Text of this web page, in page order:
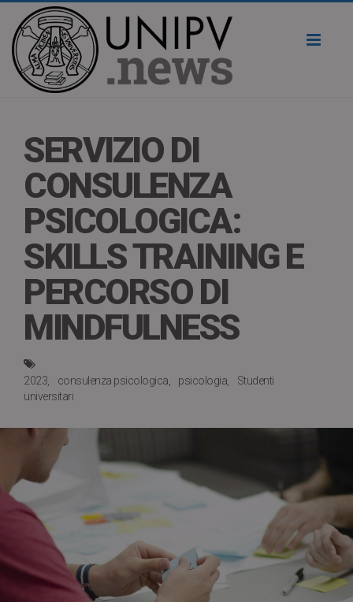
SERVIZIO DI
CONSULENZA
PSICOLOGICA:
SKILLS TRAINING E
PERCORSO DI
MINDFULNESS
2023 consulenza psicologica psicologia
Studenti
universitari